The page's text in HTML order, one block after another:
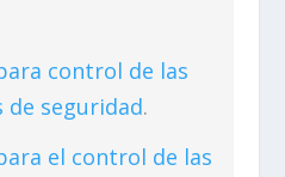
control de las
de seguridad.
el control de las